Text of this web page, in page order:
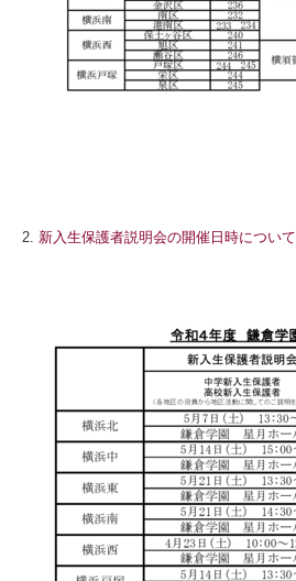
2. 新入生保護者説明会の開催日時について